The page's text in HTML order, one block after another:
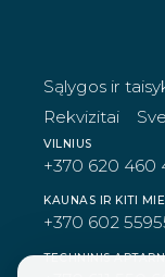
Sąlygos ir
Rekvizitai
VILNIUS
+370 620 460
KAUNAS IR KITI
+370 602
TECHNINIS